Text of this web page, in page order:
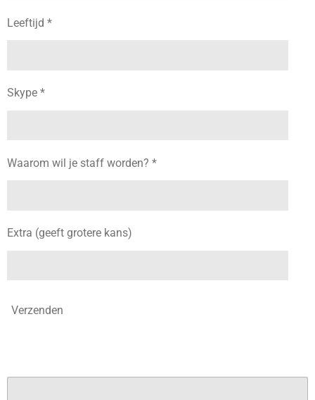
Leeftijd *
Skype *
Waarom wil je staff worden? *
Extra (geeft grotere kans)
Verzenden